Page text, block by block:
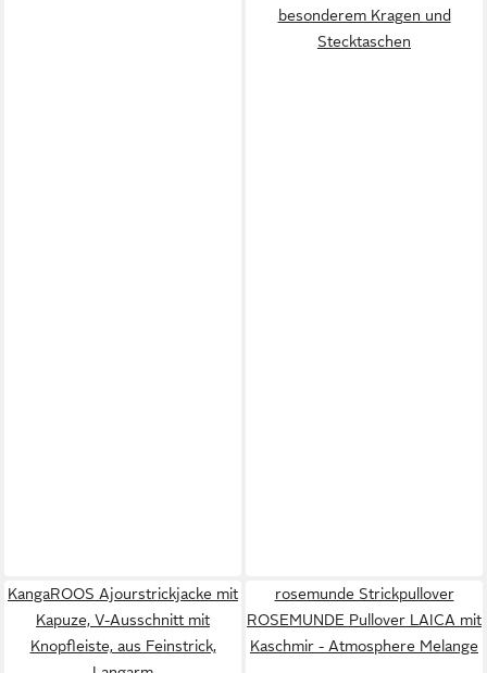
besonderem Kragen und
Stecktaschen
KangaROOS Ajourstrickjacke mit
Kapuze, V-Ausschnitt mit
Knopfleiste, aus Feinstrick,
rosemunde Strickpullover
ROSEMUNDE Pullover LAICA mit
Kaschmir - Atmosphere Melange